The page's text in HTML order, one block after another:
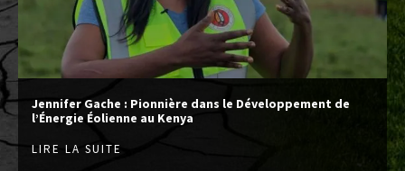
Jennifer Gache : Pionnière dans le Développement de
l’Énergie Éolienne au Kenya
LIRE LA SUITE